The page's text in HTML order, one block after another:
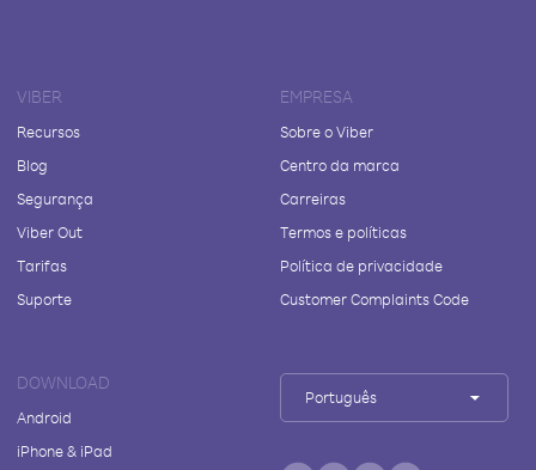
VIBER
Recursos
Blog
Segurança
Viber Out
Tarifas
Suporte
EMPRESA
Sobre o Viber
Centro da marca
Carreiras
Termos e políticas
Política de privacidade
Customer Complaints Code
DOWNLOAD
Android
iPhone & iPad
Português